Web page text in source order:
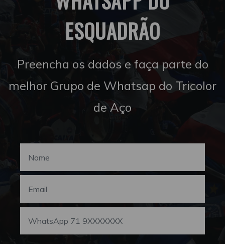
ESQUADRÃO
Preencha os dados e faça parte do
melhor Grupo de Whatsap do Tricolor
de Aço